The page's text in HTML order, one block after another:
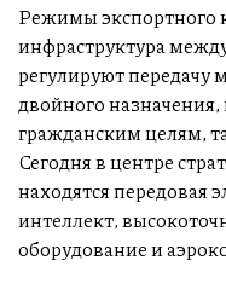
Режимы экспортного
инфраструктура
регулируют передачу
двойного
гражданским целям,
Сегодня в центре
находятся передовая
интеллект,
оборудование и